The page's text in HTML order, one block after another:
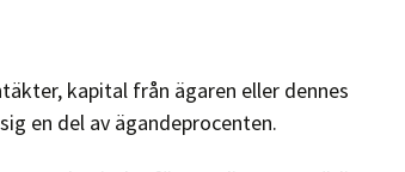
kapital från ägaren eller dennes
en del av ägandeprocenten.